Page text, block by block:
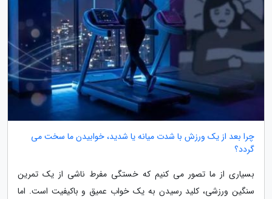
چرا بعد از یک ورزش با شدت میانه یا شدید، خوابیدن ما سخت می
گردد؟
بسیاری از ما تصور می کنیم که خستگی مفرط ناشی از یک تمرین
سنگین ورزشی، کلید رسیدن به یک خواب عمیق و باکیفیت است. اما